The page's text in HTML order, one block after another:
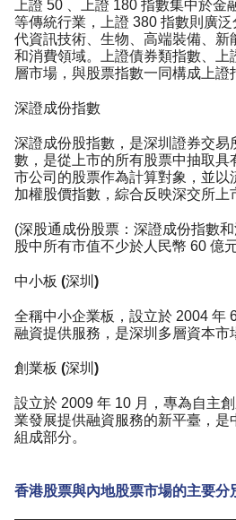
上證 50 、上證 180 指數集中於金
等傳統行業，上證 380 指數則廣
代資訊技術、生物、高端裝備、新
和消費領域。上證債券類指數、上
層市場，與股票指數一同構成上證
深證成份指數
深證成份股指數，是深圳證券交易
數，是從上市的所有股票中抽取具
市公司的股票作為計算對象，並以
加權股價指數，綜合反映深交所上
(深股通成份股票：深證成份指數
股中所有市值不少於人民幣 60 億
中小板 (深圳)
全稱中小企業板，設立於 2004 年
融資提供服務，是深圳多層資本市
創業板 (深圳)
設立於 2009 年 10 月，專為自主
業發展提供融資服務的新平臺，是
組成部分。
香港股票與內地股票市場的主要分